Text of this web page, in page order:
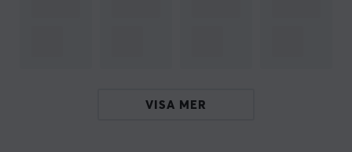
VISA MER